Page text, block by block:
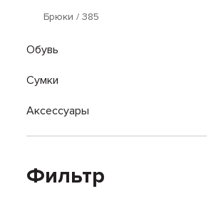
Брюки / 385
Обувь
Сумки
Аксессуары
Фильтр